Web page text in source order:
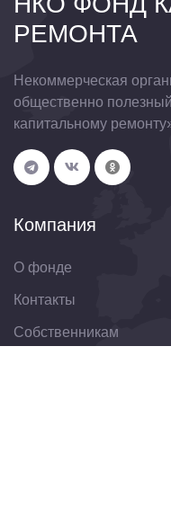
РЕМОНТА
Некоммерческая
общественно
капитальному
Компания
О фонде
Контакты
Собственникам